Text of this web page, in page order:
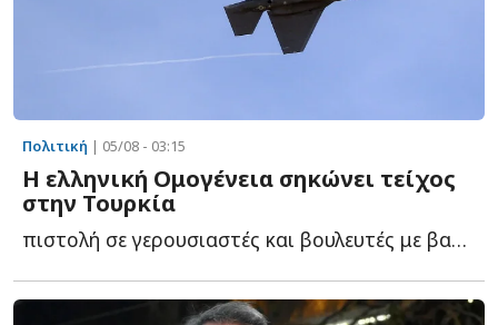
Πολιτική | 05/08 - 03:15
Η ελληνική Ομογένεια σηκώνει τείχος
στην Τουρκία
πιστολή σε γερουσιαστές και βουλευτές με βαριές προειδοποιήσεις γ...